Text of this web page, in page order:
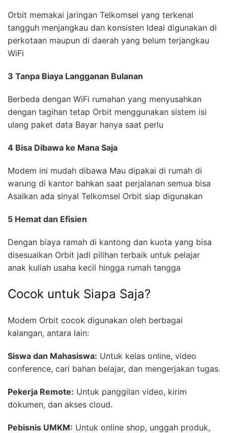
Orbit memakai jaringan Telkomsel yang terkenal
tangguh menjangkau dan konsisten Ideal digunakan di
perkotaan maupun di daerah yang belum terjangkau
WiFi
3 Tanpa Biaya Langganan Bulanan
Berbeda dengan WiFi rumahan yang menyusahkan
dengan tagihan tetap Orbit menggunakan sistem isi
ulang paket data Bayar hanya saat perlu
4 Bisa Dibawa ke Mana Saja
Modem ini mudah dibawa Mau dipakai di rumah di
warung di kantor bahkan saat perjalanan semua bisa
Asalkan ada sinyal Telkomsel Orbit siap digunakan
5 Hemat dan Efisien
Dengan biaya ramah di kantong dan kuota yang bisa
disesuaikan Orbit jadi pilihan terbaik untuk pelajar
anak kuliah usaha kecil hingga rumah tangga
Cocok untuk Siapa Saja?
Modem Orbit cocok digunakan oleh berbagai
kalangan, antara lain:
Siswa dan Mahasiswa: Untuk kelas online, video
conference, cari bahan belajar, dan mengerjakan tugas.
Pekerja Remote: Untuk panggilan video, kirim
dokumen, dan akses cloud.
Pebisnis UMKM: Untuk online shop, unggah produk,